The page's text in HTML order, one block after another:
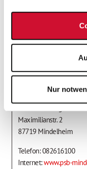
Nur
Teilzeit - flexibel
Psychosoziale
Maximilianstr. 2
87719 Mindelheim
Telefon: 082616100
Internet:www.psb-